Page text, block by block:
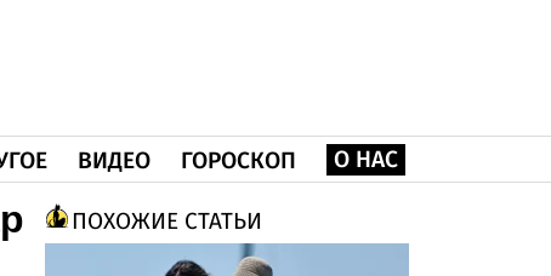
ВИДЕО ГОРОСКОП О НАС
ПОХОЖИЕ СТАТЬИ